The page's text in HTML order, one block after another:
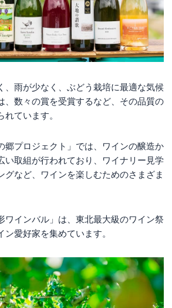
、雨が少なく、ぶどう栽培に最適な気候
、数々の賞を受賞するなど、その品質の
ています。
郷プロジェクト」では、ワインの醸造か
い取組が行われており、ワイナリー見学
グなど、ワインを楽しむためのさまざま
ワインバル」は、東北最大級のワイン祭
ン愛好家を集めています。